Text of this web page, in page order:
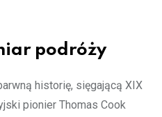
podróży
historię, sięgającą XIX
pionier Thomas Cook